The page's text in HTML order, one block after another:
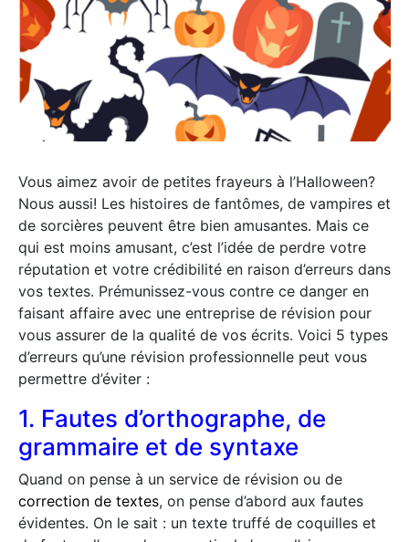
Vous aimez avoir de petites frayeurs à l’Halloween?
Nous aussi! Les histoires de fantômes, de vampires et
de sorcières peuvent être bien amusantes. Mais ce
qui est moins amusant, c’est l’idée de perdre votre
réputation et votre crédibilité en raison d’erreurs dans
vos textes. Prémunissez-vous contre ce danger en
faisant affaire avec une entreprise de révision pour
vous assurer de la qualité de vos écrits. Voici 5 types
d’erreurs qu’une révision professionnelle peut vous
permettre d’éviter :
1. Fautes d’orthographe, de
grammaire et de syntaxe
Quand on pense à un service de révision ou de
correction de textes, on pense d’abord aux fautes
évidentes. On le sait : un texte truffé de coquilles et